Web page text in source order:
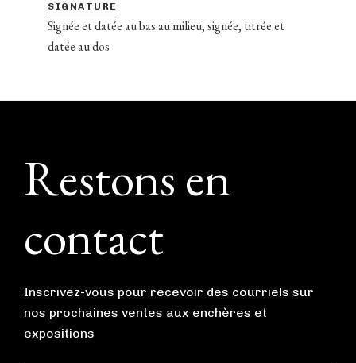
SIGNATURE
Signée et datée au bas au milieu; signée, titrée et
datée au dos
Footer
Restons en
contact
Inscrivez-vous pour recevoir des courriels sur
nos prochaines ventes aux enchères et
expositions